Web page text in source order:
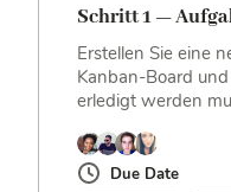
Schritt 1 —
Erstellen Sie eine
Kanban-Board
erledigt werden
Due Date